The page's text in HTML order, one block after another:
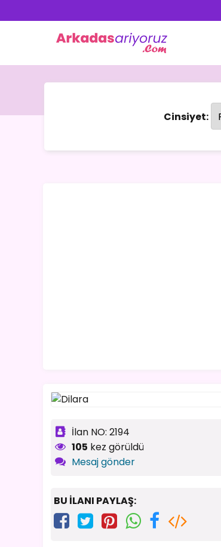
Cinsiyet:
İlan NO: 2194
105 kez görüldü
Mesaj gönder
BU İLANI PAYLAŞ: